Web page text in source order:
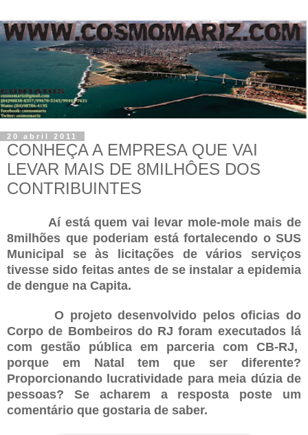
20 abril 2011
CONHEÇA A EMPRESA QUE VAI
LEVAR MAIS DE 8MILHÔES DOS
CONTRIBUINTES
Aí está quem vai levar mole-mole mais de
8milhões que poderiam está fortalecendo o SUS
Municipal se às licitações de vários serviços
tivesse sido feitas antes de se instalar a epidemia
de dengue na Capita.
O projeto desenvolvido pelos oficias do
Corpo de Bombeiros do RJ foram executados lá
com gestão pública em parceria com CB-RJ,
porque em Natal tem que ser diferente?
Proporcionando lucratividade para meia dúzia de
pessoas? Se acharem a resposta poste um
comentário que gostaria de saber.